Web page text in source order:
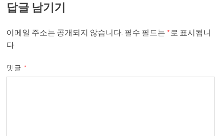
답글 남기기
이메일 주소는 공개되지 않습니다. 필수 필드는 * 로 표시됩니
다
댓글 *